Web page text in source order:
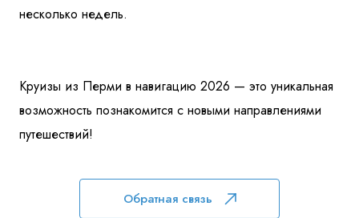
несколько недель.
Круизы из Перми в навигацию 2026 — это уникальная
возможность познакомится с новыми направлениями
путешествий!
Обратная связь